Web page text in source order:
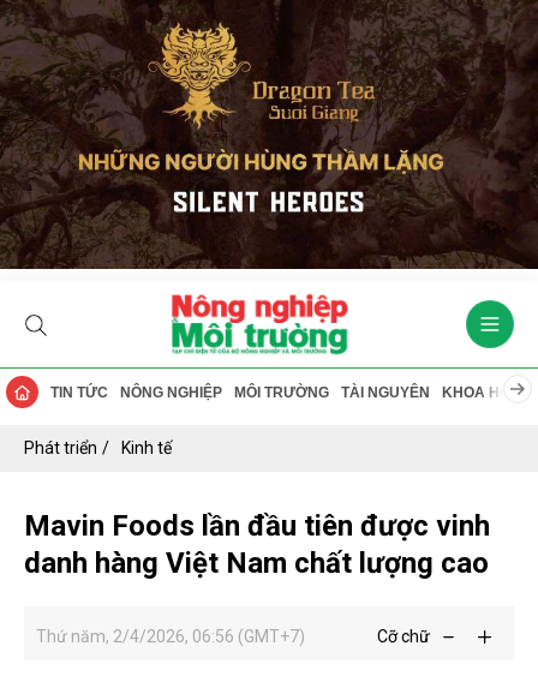
TIN TỨC NÔNG NGHIỆP MÔI TRƯỜNG TÀI NGUYÊN KHOA HỌC
Phát triển Kinh tế
Mavin Foods lần đầu tiên được vinh
danh hàng Việt Nam chất lượng cao
Thứ năm, 2/4/2026, 06:56 (GMT+7) Cỡ chữ